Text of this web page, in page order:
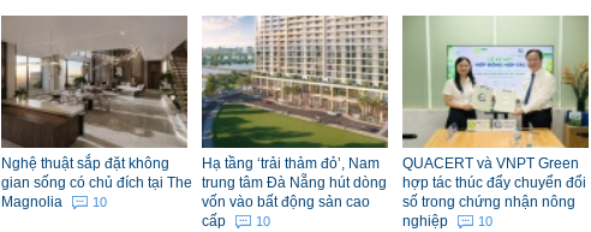
Nghệ thuật sắp đặt không
gian sống có chủ đích tại The
Magnolia
10
Hạ tầng ‘trải thảm đỏ’, Nam
trung tâm Đà Nẵng hút dòng
vốn vào bất động sản cao
cấp
10
QUACERT và VNPT Green
hợp tác thúc đẩy chuyển đổi
số trong chứng nhận nông
nghiệp
10